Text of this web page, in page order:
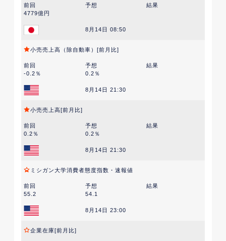
前回 予想
結果
4779億円
8月14日 08:50
小売売上高（除自動車）[前月比]
前回 予想
結果
-0.2％
0.2％
8月14日 21:30
小売売上高[前月比]
前回 予想
結果
0.2％
0.2％
8月14日 21:30
ミシガン大学消費者態度指数・速報値
前回 予想
結果
55.2
54.1
8月14日 23:00
企業在庫[前月比]